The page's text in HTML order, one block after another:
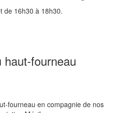
de 16h30 à 18h30.
fourneau
fourneau en compagnie de nos